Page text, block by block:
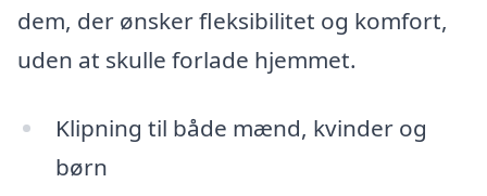
dem, der ønsker fleksibilitet og komfort,
uden at skulle forlade hjemmet.
Klipning til både mænd, kvinder og
børn